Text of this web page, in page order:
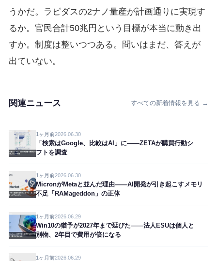
うかだ。ラピダスの2ナノ量産が計画通りに実現す
るか。官民合計50兆円という目標が本当に動き出
すか。制度は整いつつある。問いはまだ、答えが
出ていない。
関連ニュース すべての新着情報を見る →
1ヶ月前2026.06.30
「検索はGoogle、比較はAI」に——ZETAが購買行動シ
フトを調査
1ヶ月前2026.06.30
MicronがMetaと並んだ理由——AI開発が引き起こすメモリ
不足「RAMageddon」の正体
1ヶ月前2026.06.29
Win10の猶予が2027年まで延びた——法人ESUは個人と
別物、2年目で費用が倍になる
1ヶ月前2026.06.29